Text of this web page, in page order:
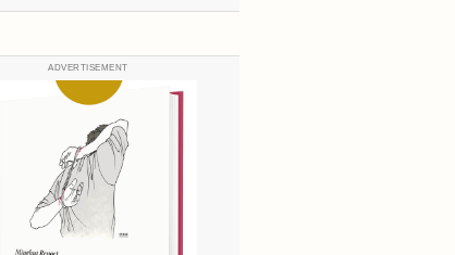
ADVERTISEMENT